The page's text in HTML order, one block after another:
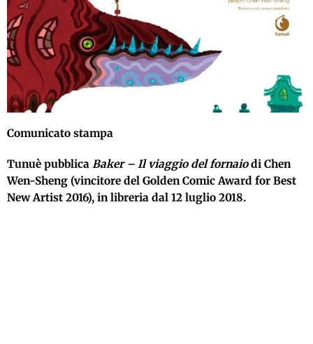
Comunicato stampa
Tunuè pubblica Baker – Il viaggio del fornaiodi Chen
Wen-Sheng (vincitore del Golden Comic Award for Best
New Artist 2016), in libreria dal 12 luglio 2018.